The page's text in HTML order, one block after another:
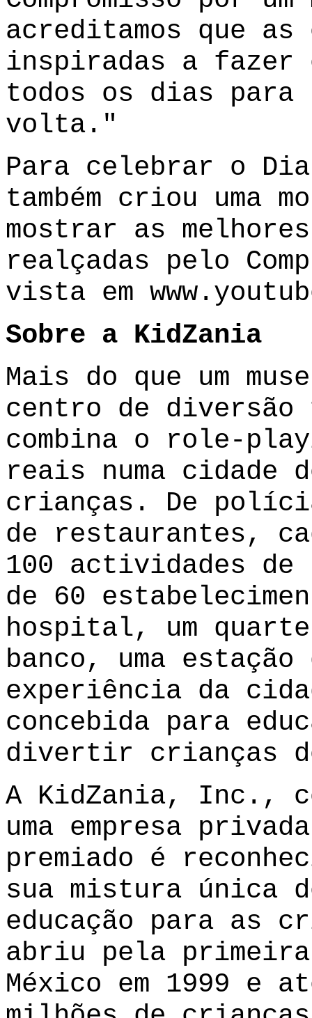
acreditamos que
inspiradas a fazer
todos os dias para
volta."
Para celebrar o
também criou uma
mostrar as
realçadas pelo
vista em
Sobre a KidZania
Mais do que um
centro de
combina o role-
reais numa cidade
crianças. De
de restaurantes,
100 actividades de
de 60
hospital, um
banco, uma
experiência da
concebida para
divertir crianças
A KidZania, Inc.,
uma empresa
premiado é
sua mistura única
educação para as
abriu pela primeira
México em 1999 e